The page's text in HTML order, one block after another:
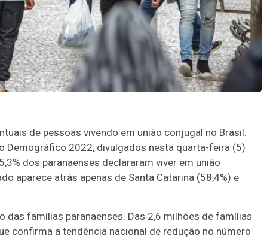
de pessoas vivendo em união conjugal no Brasil.
Demográfico 2022, divulgados nesta quarta-feira (5)
dos paranaenses declararam viver em união
aparece atrás apenas de Santa Catarina (58,4%) e
famílias paranaenses. Das 2,6 milhões de famílias
confirma a tendência nacional de redução no número